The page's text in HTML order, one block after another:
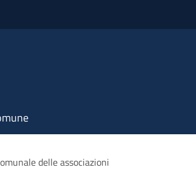
delle associazioni